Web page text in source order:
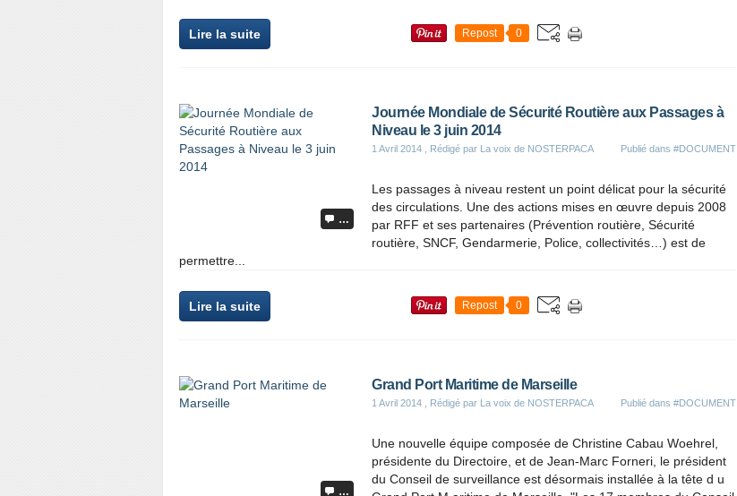
Lire la suite Repost 0
…
Journée Mondiale de Sécurité Routière aux Passages à
Niveau le 3 juin 2014
1 Avril 2014 , Rédigé par La voix de NOSTERPACA Publié dans #DOCUMENT
Les passages à niveau restent un point délicat pour la sécurité
des circulations. Une des actions mises en œuvre depuis 2008
par RFF et ses partenaires (Prévention routière, Sécurité
routière, SNCF, Gendarmerie, Police, collectivités…) est de
permettre...
Lire la suite Repost 0
…
Grand Port Maritime de Marseille
1 Avril 2014 , Rédigé par La voix de NOSTERPACA Publié dans #DOCUMENT
Une nouvelle équipe composée de Christine Cabau Woehrel,
présidente du Directoire, et de Jean-Marc Forneri, le président
du Conseil de surveillance est désormais installée à la tête d u